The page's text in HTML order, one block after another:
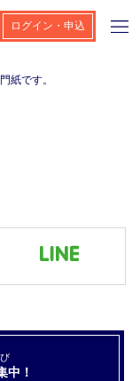
紙です。
ログイン・申込
中！